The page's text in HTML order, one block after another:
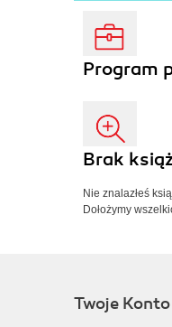
Program
Brak
Nie znalazłeś
Dołożymy
Twoje Konto